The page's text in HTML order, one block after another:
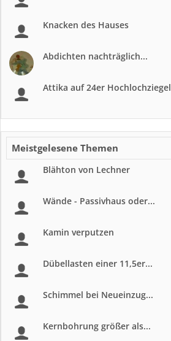
Knacken des Hauses
Abdichten nachträglich...
Attika auf 24er Hochlochziegel
Meistgelesene Themen
Blähton von Lechner
Wände - Passivhaus oder...
Kamin verputzen
Dübellasten einer 11,5er...
Schimmel bei Neueinzug...
Kernbohrung größer als...